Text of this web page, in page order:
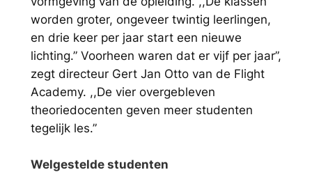
worden groter, ongeveer twintig leerlingen,
en drie keer per jaar start een nieuwe
lichting.” Voorheen waren dat er vijf per jaar”,
zegt directeur Gert Jan Otto van de Flight
Academy. ,,De vier overgebleven
theoriedocenten geven meer studenten
tegelijk les.”
Welgestelde studenten